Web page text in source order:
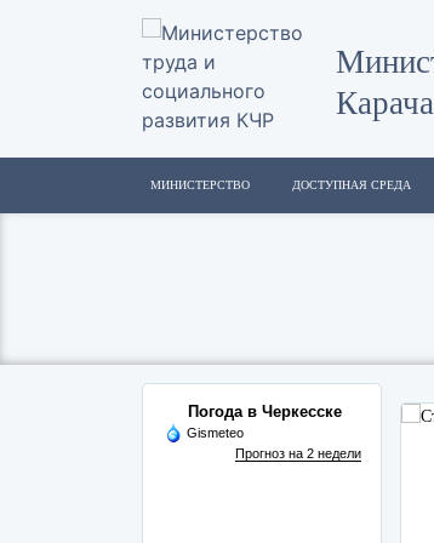
МИНИСТЕРСТВО ДОСТУПНАЯ СРЕДА
Погода в Черкесске
Gismeteo
Прогноз на 2 недели